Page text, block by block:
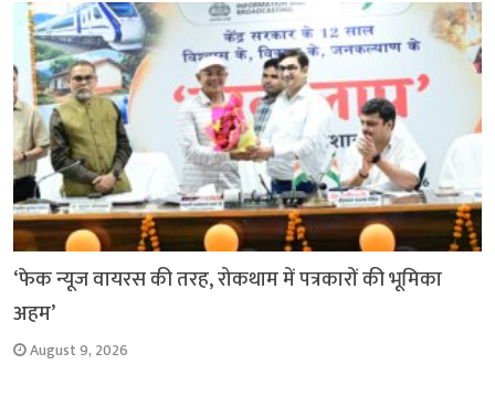
‘फेक न्यूज वायरस की तरह, रोकथाम में पत्रकारों की भूमिका
अहम’
August 9, 2026